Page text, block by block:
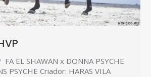
FA EL SHAWAN x DONNA PSYCHE
PSYCHE Criador: HARAS VILA